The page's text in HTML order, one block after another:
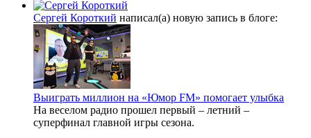
Сергей Короткий написал(а) новую запись в блоге:
Выиграть миллион на «Юмор FM» помогает улыбка
На веселом радио прошел первый – летний –
суперфинал главной игры сезона.